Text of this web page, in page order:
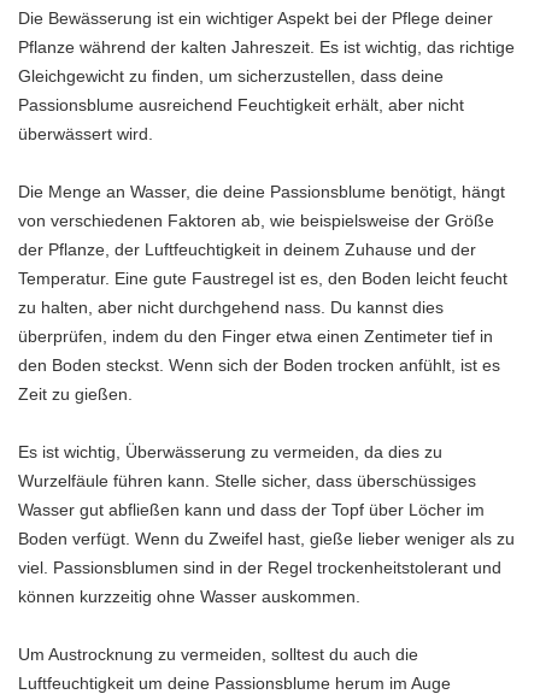
Die Bewässerung ist ein wichtiger Aspekt bei der Pflege deiner
Pflanze während der kalten Jahreszeit. Es ist wichtig, das richtige
Gleichgewicht zu finden, um sicherzustellen, dass deine
Passionsblume ausreichend Feuchtigkeit erhält, aber nicht
überwässert wird.
Die Menge an Wasser, die deine Passionsblume benötigt, hängt
von verschiedenen Faktoren ab, wie beispielsweise der Größe
der Pflanze, der Luftfeuchtigkeit in deinem Zuhause und der
Temperatur. Eine gute Faustregel ist es, den Boden leicht feucht
zu halten, aber nicht durchgehend nass. Du kannst dies
überprüfen, indem du den Finger etwa einen Zentimeter tief in
den Boden steckst. Wenn sich der Boden trocken anfühlt, ist es
Zeit zu gießen.
Es ist wichtig, Überwässerung zu vermeiden, da dies zu
Wurzelfäule führen kann. Stelle sicher, dass überschüssiges
Wasser gut abfließen kann und dass der Topf über Löcher im
Boden verfügt. Wenn du Zweifel hast, gieße lieber weniger als zu
viel. Passionsblumen sind in der Regel trockenheitstolerant und
können kurzzeitig ohne Wasser auskommen.
Um Austrocknung zu vermeiden, solltest du auch die
Luftfeuchtigkeit um deine Passionsblume herum im Auge